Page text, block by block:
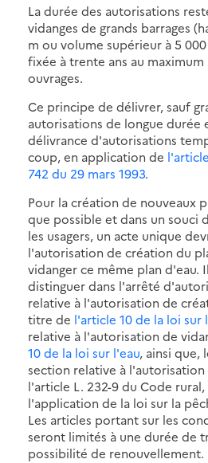
La durée des autorisations
vidanges de grands barrages
m ou volume supérieur à 5
fixée à trente ans au
ouvrages.
Ce principe de délivrer, sauf
autorisations de longue durée
délivrance d'autorisations
coup, en application de
742 du 29 mars 1993.
Pour la création de nouveaux
que possible et dans un souci
les usagers, un acte unique
l'autorisation de création du
vidanger ce même plan d'eau.
distinguer dans l'arrêté
relative à l'autorisation de
titre de l'article 10 de la loi sur
relative à l'autorisation de
10 de la loi sur l'eau, ainsi que,
section relative à
l'article L. 232-9 du Code
l'application de la loi sur la
Les articles portant sur les
seront limités à une durée de
possibilité de renouvellement.